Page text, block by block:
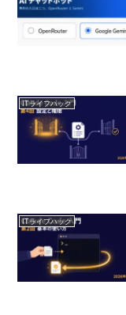
ITライフハック
ITライフハック